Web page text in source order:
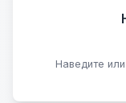
Наведите